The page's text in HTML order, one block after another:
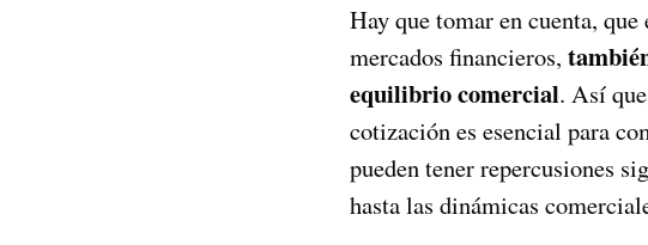
Hay que tomar en cuenta,
mercados financieros,
equilibrio comercial. Así
cotización es esencial para
pueden tener repercusiones
hasta las dinámicas